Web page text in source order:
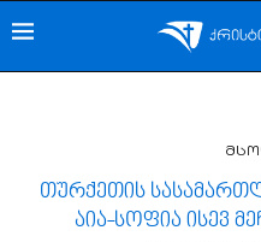
თურქეთის
აია-სოფია ისევ